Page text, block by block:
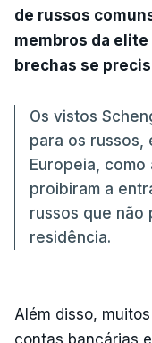
de russos
membros da
brechas se
Os vistos
para os russos,
Europeia, como
proibiram a
russos que não
residência.
Além disso,
contas bancárias